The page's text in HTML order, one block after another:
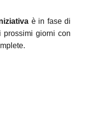
è in fase di
prossimi giorni con